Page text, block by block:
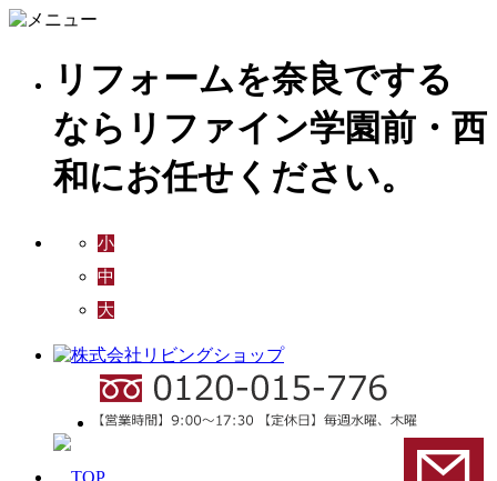
リフォームを奈良でする
ならリファイン学園前・西
和にお任せください。
小
中
大